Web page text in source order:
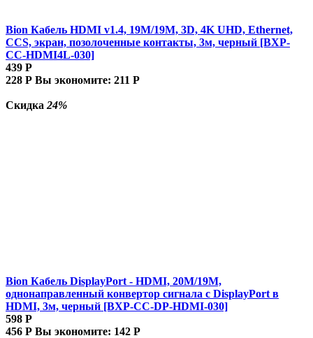
Bion Кабель HDMI v1.4, 19M/19M, 3D, 4K UHD, Ethernet,
CCS, экран, позолоченные контакты, 3м, черный [BXP-
CC-HDMI4L-030]
439 Р
228 Р Вы экономите: 211 Р
Скидка 24%
Bion Кабель DisplayPort - HDMI, 20M/19M,
однонаправленный конвертор сигнала с DisplayPort в
HDMI, 3м, черный [BXP-CC-DP-HDMI-030]
598 Р
456 Р Вы экономите: 142 Р